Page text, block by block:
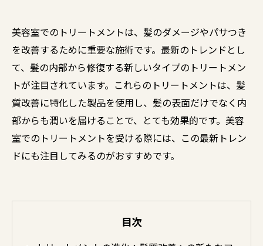
美容室でのトリートメントは、髪のダメージやパサつき
を改善するために重要な施術です。最新のトレンドとし
て、髪の内部から修復する新しいタイプのトリートメン
トが注目されています。これらのトリートメントは、髪
質改善に特化した製品を使用し、髪の表面だけでなく内
部からも潤いを届けることで、とても効果的です。美容
室でのトリートメントを受ける際には、この最新トレン
ドにも注目してみるのがおすすめです。
目次